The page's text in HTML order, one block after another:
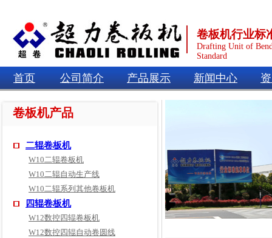
卷板机行业标
Drafting Unit of
Standard
首页 公司简介 产品展示 新闻中心
卷板机产品
二辊卷板机
W10二辊卷板机
W10二辊自动生产线
W10二辊系列其他卷板机
四辊卷板机
W12数控四辊卷板机
W12数控四辊自动卷圆线